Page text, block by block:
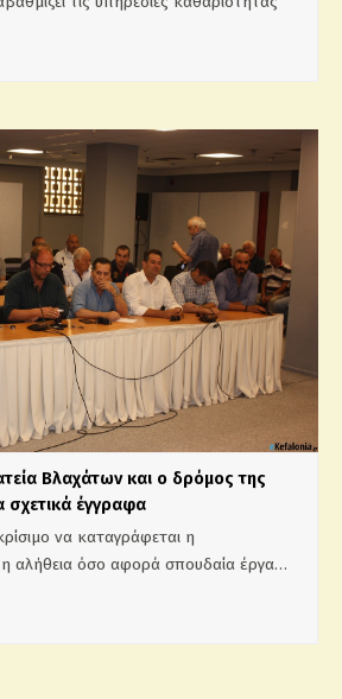
Βλαχάτων και ο δρόμος της
σχετικά έγγραφα
να καταγράφεται η
αλήθεια όσο αφορά σπουδαία έργα…